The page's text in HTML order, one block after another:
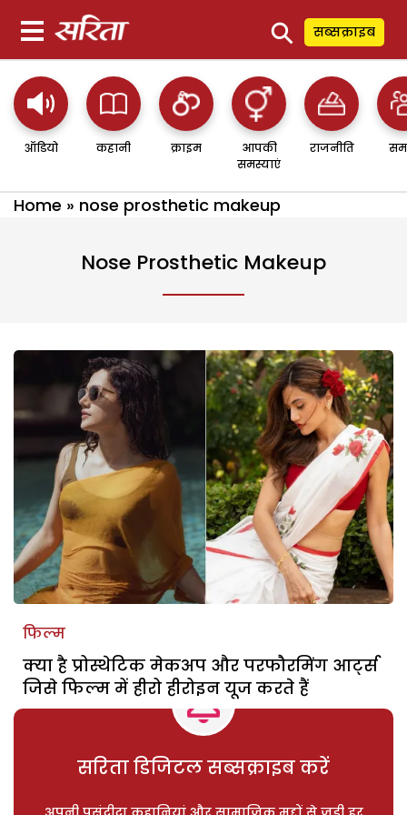
⚲ सब्सक्राइब
ऑडियो कहानी क्राइम
आपकी
समस्याएं
राजनीति
Home » nose prosthetic makeup
Nose Prosthetic Makeup
फिल्म
क्या है प्रोस्थेटिक मेकअप और परफौरमिंग आर्ट्स
जिसे फिल्म में हीरो हीरोइन यूज करते हैं
सरिता डिजिटल सब्सक्राइब करें